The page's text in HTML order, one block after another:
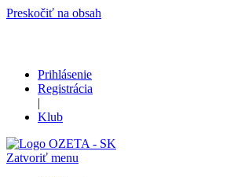
Preskočiť na obsah
Prihlásenie
Registrácia
|
Klub
Zatvoriť menu